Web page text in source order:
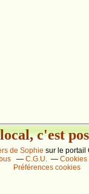
c'est
de Sophie sur le portail
C.G.U.
Cookies
Préférences cookies